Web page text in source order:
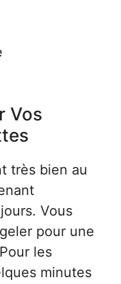
Vos
très bien au
Vous
pour une
les
minutes